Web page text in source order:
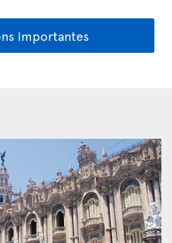
importantes